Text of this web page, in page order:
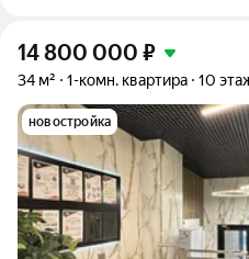
14 800 000 ₽
34 м² 1-комн. квартира 10
новостройка